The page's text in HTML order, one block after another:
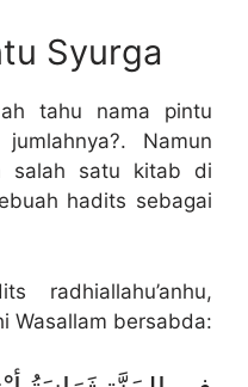
Syurga
tahu nama pintu
Namun
salah satu kitab di
hadits sebagai
radhiallahu’anhu,
Wasallam bersabda: